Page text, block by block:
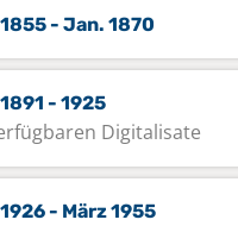
- Jan. 1870
- 1925
Digitalisate
- März 1955